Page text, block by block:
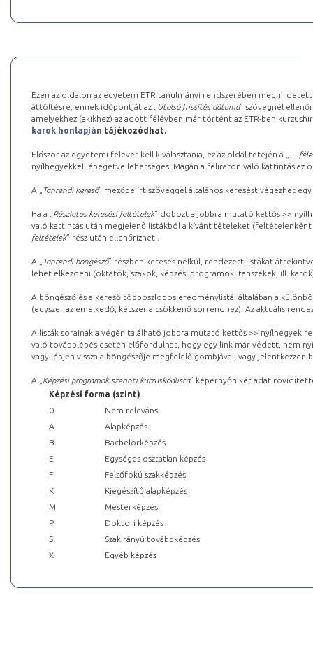
Ezen az oldalon az egyetem ETR tanulmányi rendszerében
áttöltésre, ennek időpontját az „ Utolsó frissítés dátuma” szövegnél
amelyekhez (akikhez) az adott félévben már történt az ETR-ben
karok honlapján tájékozódhat.
Először az egyetemi félévet kell kiválasztania, ez az oldal tetején a „
…
nyílhegyekkel lépegetve lehetséges. Magán a feliraton való kattintás az
A „ Tanrendi kereső” mezőbe írt szöveggel általános keresést végezhet
Ha a „ Részletes keresési feltételek” dobozt a jobbra mutató kettős >>
való kattintás után megjelenő listákból a kívánt tételeket (feltételenként
feltételek” rész után ellenőrizheti.
A „ Tanrendi böngésző” részben keresés nélkül, rendezett listákat
lehet elkezdeni (oktatók, szakok, képzési programok, tanszékek, ill.
A böngésző és a kereső többoszlopos eredménylistái általában a
(egyszer az emelkedő, kétszer a csökkenő sorrendhez). Az aktuális
A listák sorainak a végén található jobbra mutató kettős >> nyílhegyek
való továbblépés esetén előfordulhat, hogy egy link már védett, nem
vagy lépjen vissza a böngészője megfelelő gombjával, vagy
A „ Képzési programok szerinti kurzuskódlista” képernyőn két adat
Képzési forma (szint)
0
Nem releváns
A
Alapképzés
B
Bachelorképzés
E
Egységes osztatlan képzés
F
Felsőfokú szakképzés
K
Kiegészítő alapképzés
M
Mesterképzés
P
Doktori képzés
S
Szakirányú továbbképzés
X
Egyéb képzés